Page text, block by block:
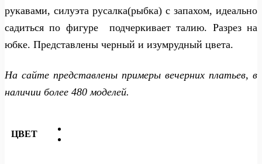
рукавами, силуэта русалка(рыбка) с запахом, идеально
садиться по фигуре подчеркивает талию. Разрез на
юбке. Представлены черный и изумрудный цвета.
На сайте представлены примеры вечерних платьев, в
наличии более 480 моделей.
ЦВЕТ